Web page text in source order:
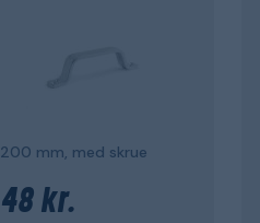
200 mm, med skrue
48 kr.